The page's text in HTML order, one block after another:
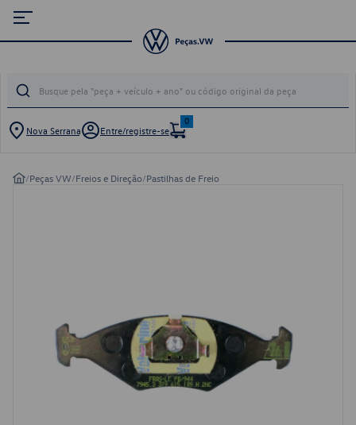
Nova Serrana Entre/registre-se
0
/Peças VW/Freios e Direção/Pastilhas de Freio